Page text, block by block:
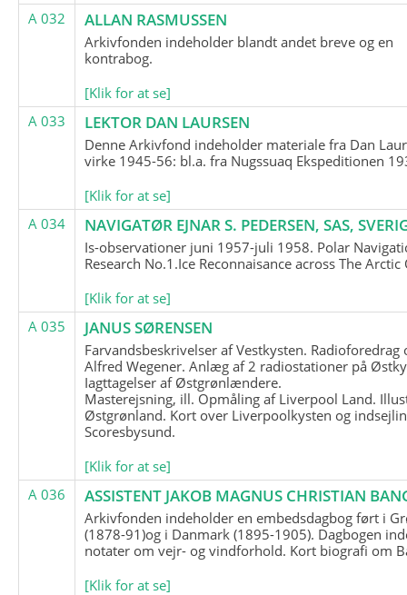
A 032
ALLAN RASMUSSEN
Arkivfonden indeholder blandt andet breve og en
kontrabog.
[Klik for at se]
A 033
LEKTOR DAN LAURSEN
Denne Arkivfond indeholder materiale fra Dan
virke 1945-56: bl.a. fra Nugssuaq Ekspeditionen
[Klik for at se]
A 034
NAVIGATØR EJNAR S. PEDERSEN, SAS,
Is-observationer juni 1957-juli 1958. Polar
Research No.1.Ice Reconnaisance across The Arctic
[Klik for at se]
A 035
JANUS SØRENSEN
Farvandsbeskrivelser af Vestkysten. Radioforedrag
Alfred Wegener. Anlæg af 2 radiostationer på
Iagttagelser af Østgrønlændere.
Masterejsning, ill. Opmåling af Liverpool Land.
Østgrønland. Kort over Liverpoolkysten og
Scoresbysund.
[Klik for at se]
A 036
ASSISTENT JAKOB MAGNUS CHRISTIAN
Arkivfonden indeholder en embedsdagbog ført i
(1878-91)og i Danmark (1895-1905). Dagbogen
notater om vejr- og vindforhold. Kort biografi om
[Klik for at se]